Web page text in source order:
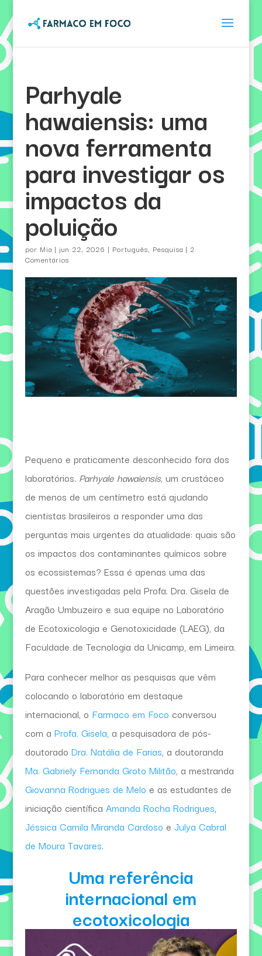
Parhyale
hawaiensis: uma
nova ferramenta
para investigar os
impactos da
poluição
por Mia | jun 22, 2026 | Português, Pesquisa | 2
Comentários
Pequeno e praticamente desconhecido fora dos
laboratórios. Parhyale hawaiensis, um crustáceo
de menos de um centímetro está ajudando
cientistas brasileiros a responder uma das
perguntas mais urgentes da atualidade: quais são
os impactos dos contaminantes químicos sobre
os ecossistemas? Essa é apenas uma das
questões investigadas pela Profa. Dra. Gisela de
Aragão Umbuzeiro e sua equipe no Laboratório
de Ecotoxicologia e Genotoxicidade (LAEG), da
Faculdade de Tecnologia da Unicamp, em Limeira.
Para conhecer melhor as pesquisas que vêm
colocando o laboratório em destaque
internacional, o Farmaco em Foco conversou
com a Profa. Gisela, a pesquisadora de pós-
doutorado Dra. Natália de Farias, a doutoranda
Ma. Gabriely Fernanda Groto Militão, a mestranda
Giovanna Rodrigues de Melo e as estudantes de
iniciação científica Amanda Rocha Rodrigues,
Jéssica Camila Miranda Cardoso e Julya Cabral
de Moura Tavares.
Uma referência
internacional em
ecotoxicologia